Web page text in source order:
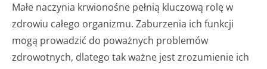
Małe naczynia krwionośne pełnią kluczową rolę w
zdrowiu całego organizmu. Zaburzenia ich funkcji
mogą prowadzić do poważnych problemów
zdrowotnych, dlatego tak ważne jest zrozumienie ich